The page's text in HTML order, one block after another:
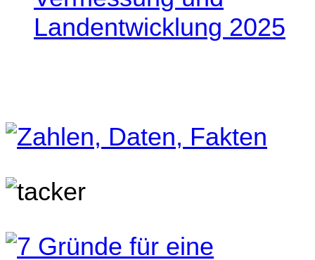
Landentwicklung 2025